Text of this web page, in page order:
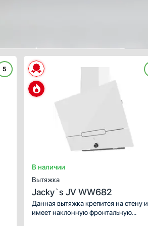
ХАРАКТЕРИСТИКИ
Тип вытяжки :
наклонная
Режимы работы:
отвод / циркуляция
Количество скоростей:
5
В наличии
Вытяжка
Jacky`s JV WW682
Данная вытяжка крепится на стену и
имеет наклонную фронтальную